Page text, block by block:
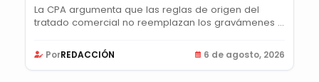
La CPA argumenta que las reglas de origen del
tratado comercial no reemplazan los gravámenes y
PorREDACCIÓN 6 de agosto, 2026